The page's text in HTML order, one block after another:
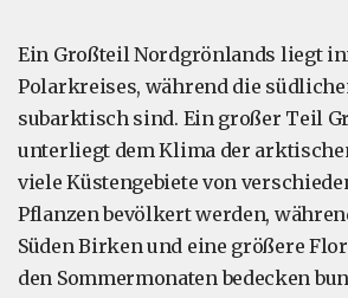
Ein Großteil Nordgrönlands liegt
Polarkreises, während die
subarktisch sind. Ein großer Teil
unterliegt dem Klima der
viele Küstengebiete von
Pflanzen bevölkert werden,
Süden Birken und eine größere
den Sommermonaten bedecken